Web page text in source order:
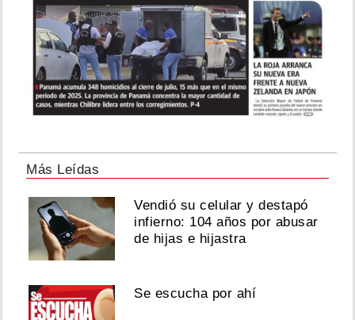
Más Leídas
Vendió su celular y destapó
infierno: 104 años por abusar
de hijas e hijastra
Se escucha por ahí